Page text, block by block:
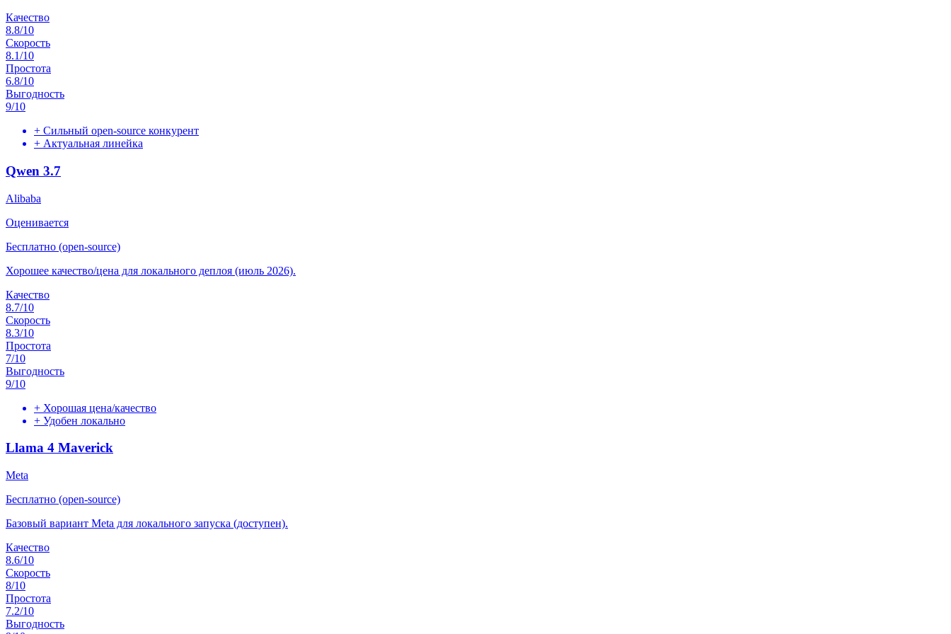
Качество
8.8/10
Скорость
8.1/10
Простота
6.8/10
Выгодность
9/10
+ Сильный open-source конкурент
+ Актуальная линейка
Qwen 3.7
Alibaba
Оценивается
Бесплатно (open-source)
Хорошее качество/цена для локального деплоя (июль 2026).
Качество
8.7/10
Скорость
8.3/10
Простота
7/10
Выгодность
9/10
+ Хорошая цена/качество
+ Удобен локально
Llama 4 Maverick
Meta
Бесплатно (open-source)
Базовый вариант Meta для локального запуска (доступен).
Качество
8.6/10
Скорость
8/10
Простота
7.2/10
Выгодность